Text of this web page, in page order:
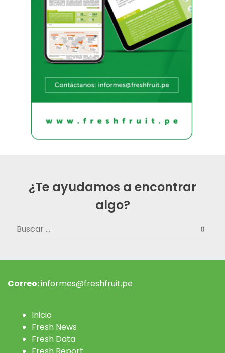
¿Te ayudamos a encontrar
algo?
Buscar:
Correo:informes@freshfruit.pe
Inicio
Fresh News
Fresh Data